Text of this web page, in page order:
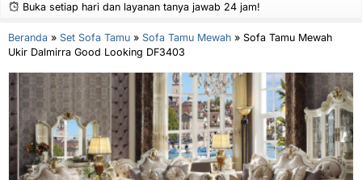
Buka setiap hari dan layanan tanya jawab 24 jam!
Beranda » Set Sofa Tamu » Sofa Tamu Mewah » Sofa Tamu Mewah
Ukir Dalmirra Good Looking DF3403